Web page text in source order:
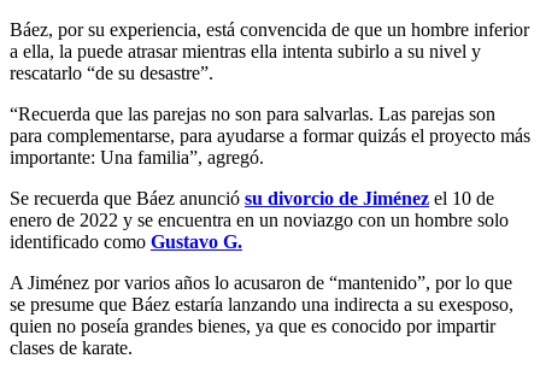
Báez, por su experiencia, está convencida de que un hombre inferior
a ella, la puede atrasar mientras ella intenta subirlo a su nivel y
rescatarlo “de su desastre”.
“Recuerda que las parejas no son para salvarlas. Las parejas son
para complementarse, para ayudarse a formar quizás el proyecto más
importante: Una familia”, agregó.
Se recuerda que Báez anunció su divorcio de Jiménez el 10 de
enero de 2022 y se encuentra en un noviazgo con un hombre solo
identificado como Gustavo G.
A Jiménez por varios años lo acusaron de “mantenido”, por lo que
se presume que Báez estaría lanzando una indirecta a su exesposo,
quien no poseía grandes bienes, ya que es conocido por impartir
clases de karate.